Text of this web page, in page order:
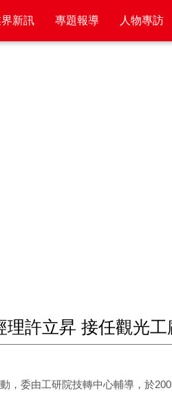
新訊 專題報導 人物專訪
許立昇 接任觀光
，委由工研院技轉中心輔導，於